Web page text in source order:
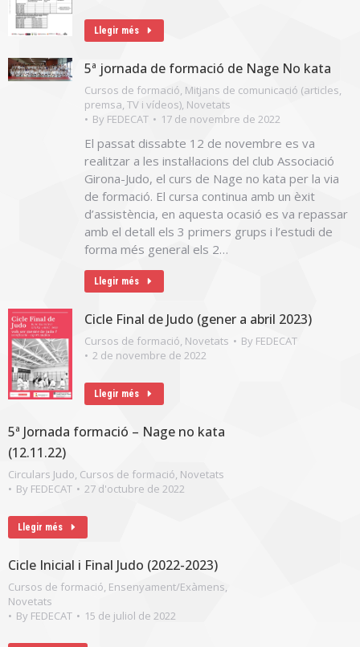
Llegir més
5ª jornada de formació de Nage No kata
Cursos de formació, Mitjans de comunicació (articles,
premsa, TV i vídeos), Novetats
By FEDECAT 17 de novembre de 2022
El passat dissabte 12 de novembre es va
realitzar a les instal·lacions del club Associació
Girona-Judo, el curs de Nage no kata per la via
de formació. El cursa continua amb un èxit
d’assistència, en aquesta ocasió es va repassar
amb el detall els 3 primers grups i l’estudi de
forma més general els 2…
Llegir més
Cicle Final de Judo (gener a abril 2023)
Cursos de formació, Novetats By FEDECAT
2 de novembre de 2022
Llegir més
5ª Jornada formació – Nage no kata
(12.11.22)
Circulars Judo, Cursos de formació, Novetats
By FEDECAT 27 d'octubre de 2022
Llegir més
Cicle Inicial i Final Judo (2022-2023)
Cursos de formació, Ensenyament/Exàmens,
Novetats
By FEDECAT 15 de juliol de 2022